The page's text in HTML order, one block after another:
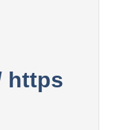
https